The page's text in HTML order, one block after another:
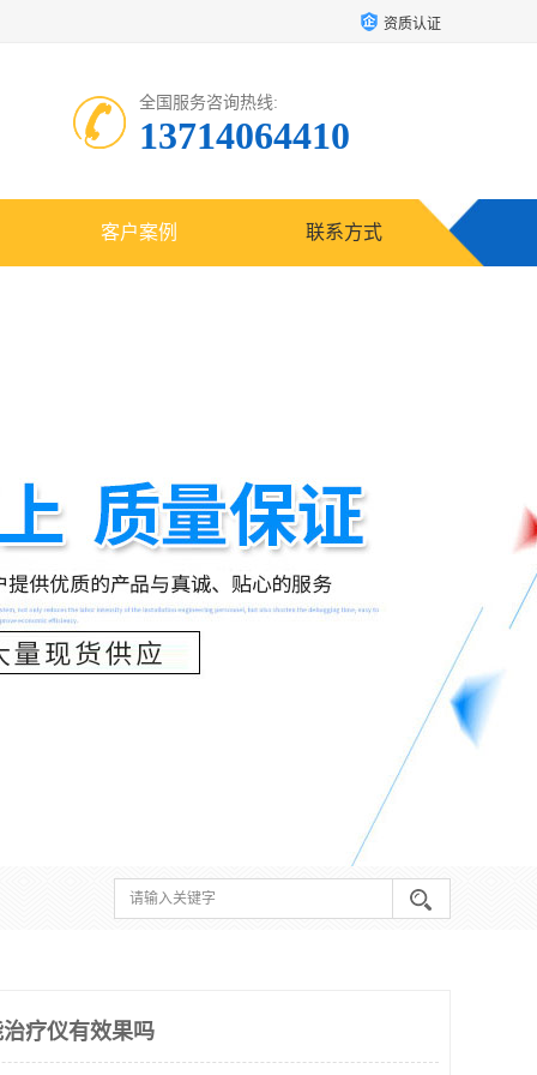
资质认证
全国服务咨询热线:
13714064410
客户案例 联系方式
疗仪有效果吗